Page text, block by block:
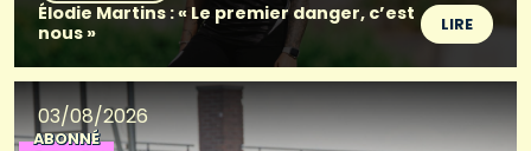
Élodie Martins : « Le premier danger, c’est
nous »
LIRE
03/08/2026
ABONNÉ